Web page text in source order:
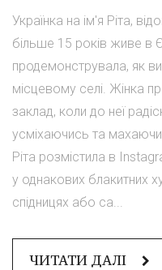
Українка на ім'я Ріта,
більше 15 років живе в
продемонструвала, як
місцевому селі. Жінка
заклад, коли до неї
усміхаючись та махаючи
Ріта розмістила в
у однакових блакитних
спідницях або са...
ЧИТАТИ ДАЛІ